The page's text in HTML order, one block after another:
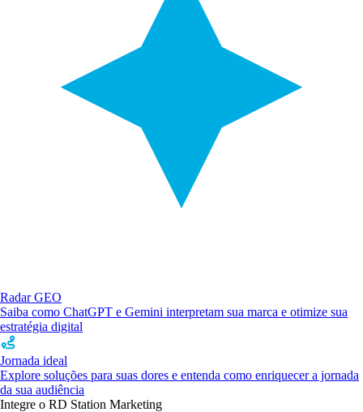
Radar GEO
Saiba como ChatGPT e Gemini interpretam sua marca e otimize sua
estratégia digital
Jornada ideal
Explore soluções para suas dores e entenda como enriquecer a jornada
da sua audiência
Integre o RD Station Marketing